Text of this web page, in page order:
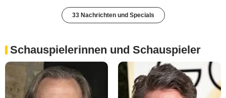
33 Nachrichten und Specials
Schauspielerinnen und Schauspieler